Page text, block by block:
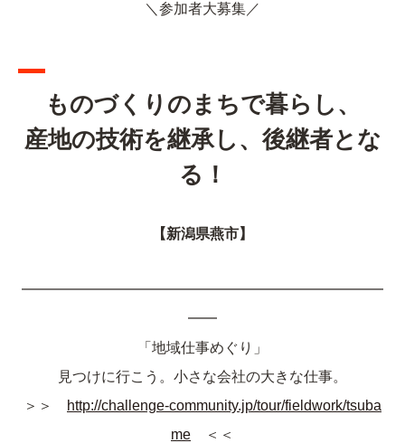
＼参加者大募集／
ものづくりのまちで暮らし、
産地の技術を継承し、後継者とな
る！
【新潟県燕市】
━━━━━━━━━━━━━━━━━━━━━━━━━
━━
「地域仕事めぐり」
見つけに行こう。小さな会社の大きな仕事。
＞＞
http://challenge-community.jp/tour/fieldwork/tsuba
me ＜＜